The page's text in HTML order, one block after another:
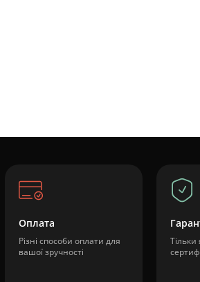
Оплата
Різні способи оплати для
вашої зручності
Тільки